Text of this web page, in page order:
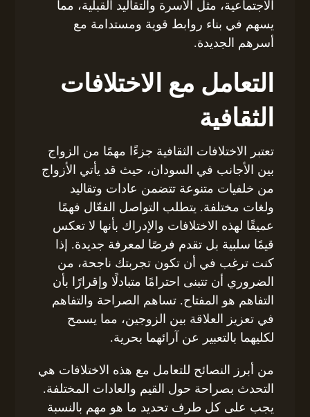
الاجتماعية، مثل الأسرة والتقاليد القبلية، مما
يسهم في بناء روابط قوية ومستدامة مع
أسرهم الجديدة.
التعامل مع الاختلافات
الثقافية
تعتبر الاختلافات الثقافية جزءًا مهمًا من الزواج
بين الأجانب في السودان، حيث قد يأتي الأزواج
من خلفيات متنوعة تتضمن عادات وتقاليد
ولغات مختلفة. يتطلب التواصل الفعّال فهمًا
عميقًا لهذه الاختلافات والإدراك بأنها لا تعكس
قيمًا سلبية بل تقدم فرصًا لمعرفة جديدة. إذا
كنت ترغب في أن تكون تجربتك ناجحة، من
الضروري أن تتبنى احترامًا متبادلًا وإقرارًا بأن
التفاهم هو المفتاح. تساهم الصراحة والتفاهم
في تعزيز العلاقة بين الزوجين، مما يسمح
لكليهما بالتعبير عن آرائهما بحرية.
من أبرز النصائح للتعامل مع هذه الاختلافات هي
التحدث بصراحة حول القيم والعادات المختلفة.
يجب على كل طرف تحديد ما هو مهم بالنسبة